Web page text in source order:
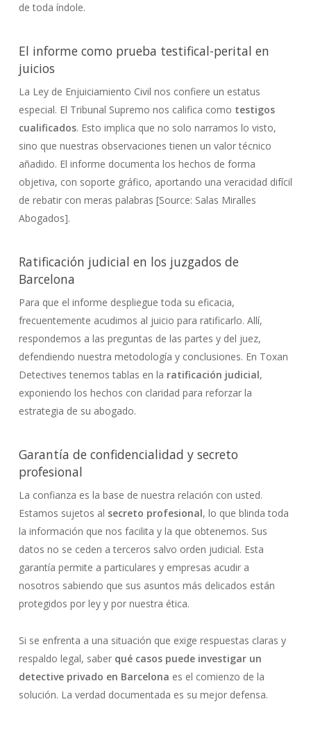
de toda índole.
El informe como prueba testifical-perital en
juicios
La Ley de Enjuiciamiento Civil nos confiere un estatus
especial. El Tribunal Supremo nos califica como testigos
cualificados. Esto implica que no solo narramos lo visto,
sino que nuestras observaciones tienen un valor técnico
añadido. El informe documenta los hechos de forma
objetiva, con soporte gráfico, aportando una veracidad difícil
de rebatir con meras palabras [Source: Salas Miralles
Abogados].
Ratificación judicial en los juzgados de
Barcelona
Para que el informe despliegue toda su eficacia,
frecuentemente acudimos al juicio para ratificarlo. Allí,
respondemos a las preguntas de las partes y del juez,
defendiendo nuestra metodología y conclusiones. En Toxan
Detectives tenemos tablas en la ratificación judicial,
exponiendo los hechos con claridad para reforzar la
estrategia de su abogado.
Garantía de confidencialidad y secreto
profesional
La confianza es la base de nuestra relación con usted.
Estamos sujetos al secreto profesional, lo que blinda toda
la información que nos facilita y la que obtenemos. Sus
datos no se ceden a terceros salvo orden judicial. Esta
garantía permite a particulares y empresas acudir a
nosotros sabiendo que sus asuntos más delicados están
protegidos por ley y por nuestra ética.
Si se enfrenta a una situación que exige respuestas claras y
respaldo legal, saber qué casos puede investigar un
detective privado en Barcelona es el comienzo de la
solución. La verdad documentada es su mejor defensa.